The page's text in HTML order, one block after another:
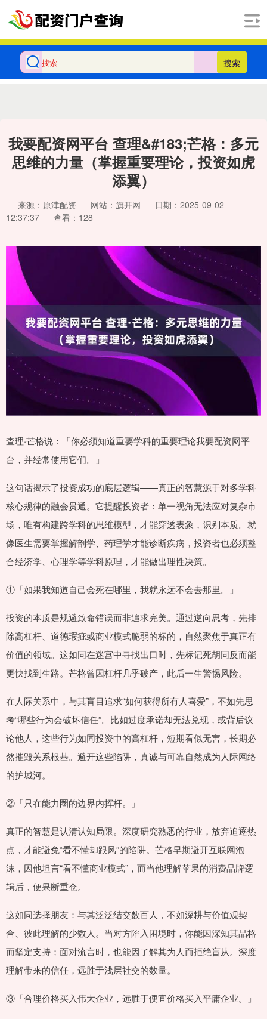
搜索
我要配资网平台 查理&#183;芒格：多元
思维的力量（掌握重要理论，投资如虎
添翼）
来源：原津配资 网站：旗开网
日期：2025-09-02
12:37:37
查看：128
查理·芒格说：「你必须知道重要学科的重要理论我要配资网平
台，并经常使用它们。」
这句话揭示了投资成功的底层逻辑——真正的智慧源于对多学科
核心规律的融会贯通。它提醒投资者：单一视角无法应对复杂市
场，唯有构建跨学科的思维模型，才能穿透表象，识别本质。就
像医生需要掌握解剖学、药理学才能诊断疾病，投资者也必须整
合经济学、心理学等学科原理，才能做出理性决策。
①「如果我知道自己会死在哪里，我就永远不会去那里。」
投资的本质是规避致命错误而非追求完美。通过逆向思考，先排
除高杠杆、道德瑕疵或商业模式脆弱的标的，自然聚焦于真正有
价值的领域。这如同在迷宫中寻找出口时，先标记死胡同反而能
更快找到生路。芒格曾因杠杆几乎破产，此后一生警惕风险。
在人际关系中，与其盲目追求“如何获得所有人喜爱”，不如先思
考“哪些行为会破坏信任”。比如过度承诺却无法兑现，或背后议
论他人，这些行为如同投资中的高杠杆，短期看似无害，长期必
然摧毁关系根基。避开这些陷阱，真诚与可靠自然成为人际网络
的护城河。
②「只在能力圈的边界内挥杆。」
真正的智慧是认清认知局限。深度研究熟悉的行业，放弃追逐热
点，才能避免“看不懂却跟风”的陷阱。芒格早期避开互联网泡
沫，因他坦言“看不懂商业模式”，而当他理解苹果的消费品牌逻
辑后，便果断重仓。
这如同选择朋友：与其泛泛结交数百人，不如深耕与价值观契
合、彼此理解的少数人。当对方陷入困境时，你能因深知其品格
而坚定支持；面对流言时，也能因了解其为人而拒绝盲从。深度
理解带来的信任，远胜于浅层社交的数量。
③「合理价格买入伟大企业，远胜于便宜价格买入平庸企业。」